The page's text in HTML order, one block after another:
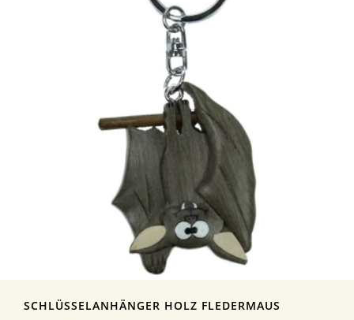
SCHLÜSSELANHÄNGER HOLZ FLEDERMAUS